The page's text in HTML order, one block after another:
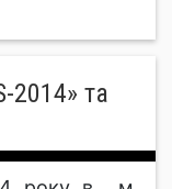
2014» та